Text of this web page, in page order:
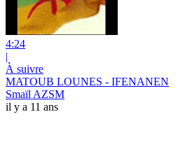
4:24
|
À suivre
MATOUB LOUNES - IFENANEN
Smaïl AZSM
il y a 11 ans